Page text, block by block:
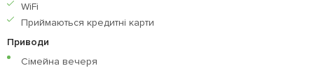
WiFi
Приймаються кредитнi карти
Приводи
Сімейна вечеря